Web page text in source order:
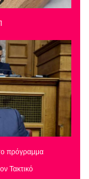
πρόγραμμα
Τακτικό